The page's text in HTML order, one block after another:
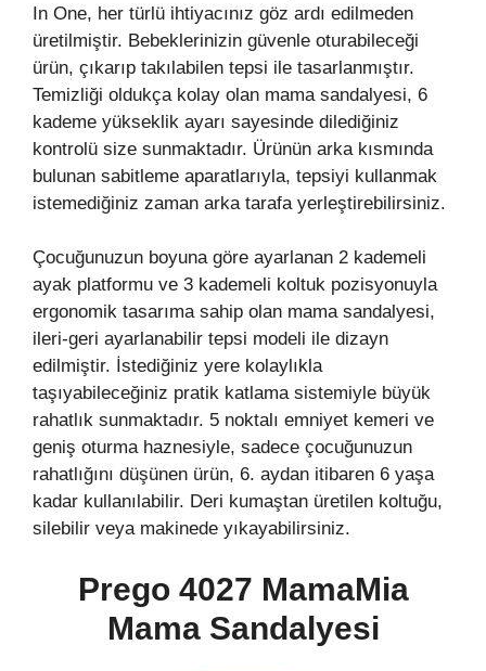
In One, her türlü ihtiyacınız göz ardı edilmeden
üretilmiştir. Bebeklerinizin güvenle oturabileceği
ürün, çıkarıp takılabilen tepsi ile tasarlanmıştır.
Temizliği oldukça kolay olan mama sandalyesi, 6
kademe yükseklik ayarı sayesinde dilediğiniz
kontrolü size sunmaktadır. Ürünün arka kısmında
bulunan sabitleme aparatlarıyla, tepsiyi kullanmak
istemediğiniz zaman arka tarafa yerleştirebilirsiniz.
Çocuğunuzun boyuna göre ayarlanan 2 kademeli
ayak platformu ve 3 kademeli koltuk pozisyonuyla
ergonomik tasarıma sahip olan mama sandalyesi,
ileri-geri ayarlanabilir tepsi modeli ile dizayn
edilmiştir. İstediğiniz yere kolaylıkla
taşıyabileceğiniz pratik katlama sistemiyle büyük
rahatlık sunmaktadır. 5 noktalı emniyet kemeri ve
geniş oturma haznesiyle, sadece çocuğunuzun
rahatlığını düşünen ürün, 6. aydan itibaren 6 yaşa
kadar kullanılabilir. Deri kumaştan üretilen koltuğu,
silebilir veya makinede yıkayabilirsiniz.
Prego 4027 MamaMia
Mama Sandalyesi